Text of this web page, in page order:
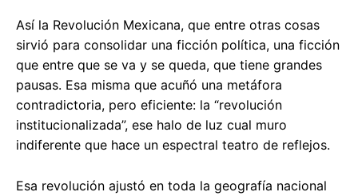
Así la Revolución Mexicana, que entre otras cosas
sirvió para consolidar una ficción política, una ficción
que entre que se va y se queda, que tiene grandes
pausas. Esa misma que acuñó una metáfora
contradictoria, pero eficiente: la “revolución
institucionalizada”, ese halo de luz cual muro
indiferente que hace un espectral teatro de reflejos.
Esa revolución ajustó en toda la geografía nacional